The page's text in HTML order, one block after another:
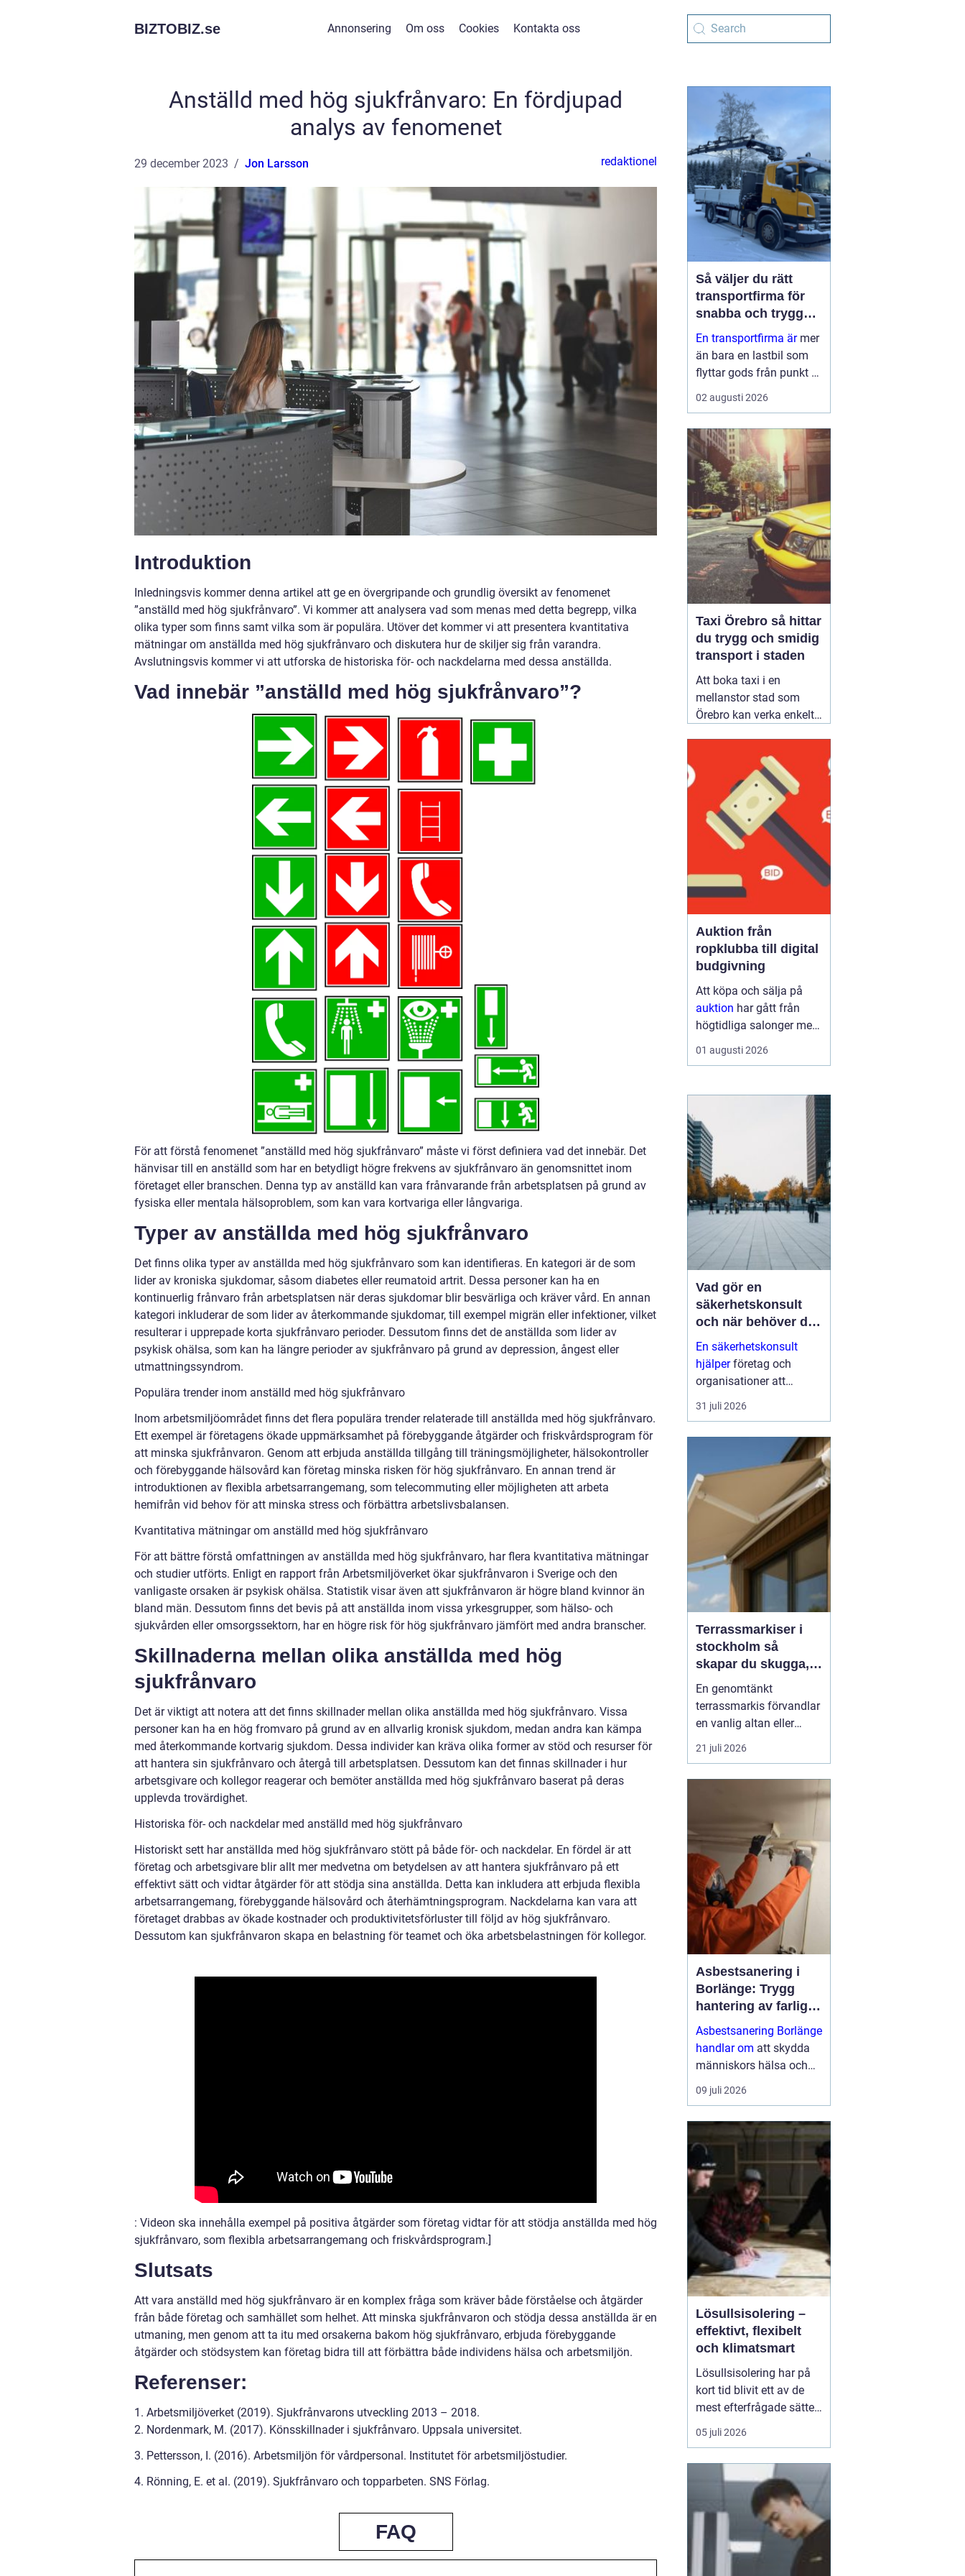
BIZTOBIZ.se Annonsering Om oss Cookies Kontakta oss
Anställd med hög sjukfrånvaro: En fördjupad
analys av fenomenet
29 december 2023 Jon Larsson redaktionel
Introduktion
Inledningsvis kommer denna artikel att ge en övergripande och grundlig översikt av fenomenet
”anställd med hög sjukfrånvaro”. Vi kommer att analysera vad som menas med detta begrepp, vilka
olika typer som finns samt vilka som är populära. Utöver det kommer vi att presentera kvantitativa
mätningar om anställda med hög sjukfrånvaro och diskutera hur de skiljer sig från varandra.
Avslutningsvis kommer vi att utforska de historiska för- och nackdelarna med dessa anställda.
Vad innebär ”anställd med hög sjukfrånvaro”?
För att förstå fenomenet ”anställd med hög sjukfrånvaro” måste vi först definiera vad det innebär. Det
hänvisar till en anställd som har en betydligt högre frekvens av sjukfrånvaro än genomsnittet inom
företaget eller branschen. Denna typ av anställd kan vara frånvarande från arbetsplatsen på grund av
fysiska eller mentala hälsoproblem, som kan vara kortvariga eller långvariga.
Typer av anställda med hög sjukfrånvaro
Det finns olika typer av anställda med hög sjukfrånvaro som kan identifieras. En kategori är de som
lider av kroniska sjukdomar, såsom diabetes eller reumatoid artrit. Dessa personer kan ha en
kontinuerlig frånvaro från arbetsplatsen när deras sjukdomar blir besvärliga och kräver vård. En annan
kategori inkluderar de som lider av återkommande sjukdomar, till exempel migrän eller infektioner, vilket
resulterar i upprepade korta sjukfrånvaro perioder. Dessutom finns det de anställda som lider av
psykisk ohälsa, som kan ha längre perioder av sjukfrånvaro på grund av depression, ångest eller
utmattningssyndrom.
Populära trender inom anställd med hög sjukfrånvaro
Inom arbetsmiljöområdet finns det flera populära trender relaterade till anställda med hög sjukfrånvaro.
Ett exempel är företagens ökade uppmärksamhet på förebyggande åtgärder och friskvårdsprogram för
att minska sjukfrånvaron. Genom att erbjuda anställda tillgång till träningsmöjligheter, hälsokontroller
och förebyggande hälsovård kan företag minska risken för hög sjukfrånvaro. En annan trend är
introduktionen av flexibla arbetsarrangemang, som telecommuting eller möjligheten att arbeta
hemifrån vid behov för att minska stress och förbättra arbetslivsbalansen.
Kvantitativa mätningar om anställd med hög sjukfrånvaro
För att bättre förstå omfattningen av anställda med hög sjukfrånvaro, har flera kvantitativa mätningar
och studier utförts. Enligt en rapport från Arbetsmiljöverket ökar sjukfrånvaron i Sverige och den
vanligaste orsaken är psykisk ohälsa. Statistik visar även att sjukfrånvaron är högre bland kvinnor än
bland män. Dessutom finns det bevis på att anställda inom vissa yrkesgrupper, som hälso- och
sjukvården eller omsorgssektorn, har en högre risk för hög sjukfrånvaro jämfört med andra branscher.
Skillnaderna mellan olika anställda med hög
sjukfrånvaro
Det är viktigt att notera att det finns skillnader mellan olika anställda med hög sjukfrånvaro. Vissa
personer kan ha en hög fromvaro på grund av en allvarlig kronisk sjukdom, medan andra kan kämpa
med återkommande kortvarig sjukdom. Dessa individer kan kräva olika former av stöd och resurser för
att hantera sin sjukfrånvaro och återgå till arbetsplatsen. Dessutom kan det finnas skillnader i hur
arbetsgivare och kollegor reagerar och bemöter anställda med hög sjukfrånvaro baserat på deras
upplevda trovärdighet.
Historiska för- och nackdelar med anställd med hög sjukfrånvaro
Historiskt sett har anställda med hög sjukfrånvaro stött på både för- och nackdelar. En fördel är att
företag och arbetsgivare blir allt mer medvetna om betydelsen av att hantera sjukfrånvaro på ett
effektivt sätt och vidtar åtgärder för att stödja sina anställda. Detta kan inkludera att erbjuda flexibla
arbetsarrangemang, förebyggande hälsovård och återhämtningsprogram. Nackdelarna kan vara att
företaget drabbas av ökade kostnader och produktivitetsförluster till följd av hög sjukfrånvaro.
Dessutom kan sjukfrånvaron skapa en belastning för teamet och öka arbetsbelastningen för kollegor.
: Videon ska innehålla exempel på positiva åtgärder som företag vidtar för att stödja anställda med hög
sjukfrånvaro, som flexibla arbetsarrangemang och friskvårdsprogram.]
Slutsats
Att vara anställd med hög sjukfrånvaro är en komplex fråga som kräver både förståelse och åtgärder
från både företag och samhället som helhet. Att minska sjukfrånvaron och stödja dessa anställda är en
utmaning, men genom att ta itu med orsakerna bakom hög sjukfrånvaro, erbjuda förebyggande
åtgärder och stödsystem kan företag bidra till att förbättra både individens hälsa och arbetsmiljön.
Referenser:
1. Arbetsmiljöverket (2019). Sjukfrånvarons utveckling 2013 – 2018.
2. Nordenmark, M. (2017). Könsskillnader i sjukfrånvaro. Uppsala universitet.
3. Pettersson, I. (2016). Arbetsmiljön för vårdpersonal. Institutet för arbetsmiljöstudier.
4. Rönning, E. et al. (2019). Sjukfrånvaro och topparbeten. SNS Förlag.
FAQ
Så väljer du rätt
transportfirma för
snabba och trygga
leveranser
En transportfirma ärmer
än bara en lastbil som
flyttar gods från punkt A
till punkt B. För många
företag är den en
verksamheten ett nav
som påverkar
kundnöjdhet, lönsamhet
och miljöpåverkan. ...
02 augusti 2026
Taxi Örebro så hittar
du trygg och smidig
transport i staden
Att boka taxi i en
mellanstor stad som
Örebro kan verka enkelt.
och slippa fundera över
priset i efterhand. Därför
blir valet av bolag
viktigare än man först
tror. Den som jämför
alternativ för
02 augusti
2026
Auktion från
ropklubba till digital
budgivning
Att köpa och sälja på
auktion har gått från
högtidliga salonger med
ropande utropare till
snabba klick på mobilen
har förändrats, men
kärnan är densamma:
mötet mellan säljare
som vill få u...
01 augusti 2026
Vad gör en
säkerhetskonsult
och när behöver du
en?
En säkerhetskonsult
hjälperföretag och
organisationer att
förebygga inbrott,
sabotage och andra
och verksamheter. Fokus
ligger på fysisk säkerhet:
väggar, dörrar, glas, p...
31 juli 2026
Terrassmarkiser i
stockholm så
skapar du skugga,
stil och komfort på
uteplatsen
En genomtänkt
terrassmarkis förvandlar
en vanlig altan eller
uteplats till ett extra rum
under sommarhalvåret. I
där solen kan steka hårt
ena dagen och vinden ta
i nästa, är rätt solskydd
avgörande för att
uteplatsen ska använd...
21 juli 2026
Asbestsanering i
Borlänge: Trygg
hantering av farliga
fibrer
Asbestsanering Borlänge
handlar om att skydda
människors hälsa och
skapa säkra miljöer i
bostäder, skolor,
Nä...
09 juli 2026
Lösullsisolering –
effektivt, flexibelt
och klimatsmart
Lösullsisolering har på
kort tid blivit ett av de
mest efterfrågade sätten
att isolera vindar, tak och
svåråtkomliga
bygger på att man blåser
in isolerande material
ofta cellulosa, tr&au...
05 juli 2026